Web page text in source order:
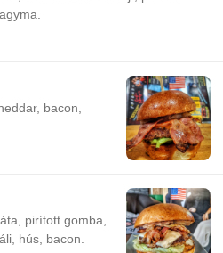
bacon,
pirított gomba,
hús, bacon.